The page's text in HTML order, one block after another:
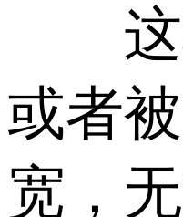
这种
或者
宽，